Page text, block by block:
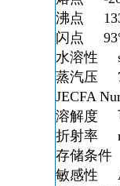
沸点
闪点
水溶性
蒸汽压 7
JECFA
溶解度
折射率
存储条
敏感性